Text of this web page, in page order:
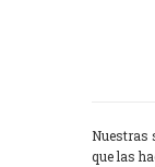
Nuestras
que las